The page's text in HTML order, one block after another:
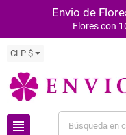
Envio de
Flores con
CLP $
view_headline